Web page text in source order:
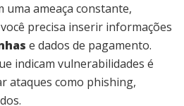
ameaça constante,
precisa inserir informações
e dados de pagamento.
indicam vulnerabilidades é
ataques como phishing,